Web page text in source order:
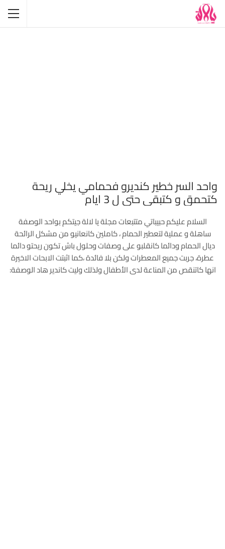
واحد السر خطير كنديرو فحمامي يخلي ريحة
كتحمق و كتبقى حتى ل 3 ايام
السلام عليكم حبيباتي متتبعات مجلة يا لالة جيتكم بواحد الوصفة
ساهلة و عملية لتعطير الحمام ، كاملين كانعانيو من مشكل الرائحة
ديال الحمام ودائما كانقلبو على وصفات وحلول باش تكون ريحتو دائما
عطرة، جربت جميع المعطرات ولكن بلا فائدة ،كما اثبتت الابحات الاخيرة
انها كاتنقص من المناعة لدى الأطفال ولذلك وليت كاندير هاد الوصفة: